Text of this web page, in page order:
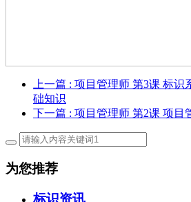
上一篇 : 项目管理师 第3课 标识
础知识
下一篇 : 项目管理师 第2课 项目
为您推荐
标识资讯